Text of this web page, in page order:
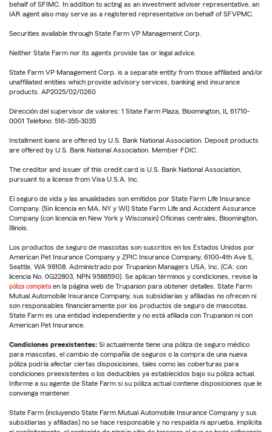
behalf of SFIMC. In addition to acting as an investment adviser representative, an
IAR agent also may serve as a registered representative on behalf of SFVPMC.
Securities available through State Farm VP Management Corp.
Neither State Farm nor its agents provide tax or legal advice.
State Farm VP Management Corp. is a separate entity from those affiliated and/or
unaffiliated entities which provide advisory services, banking and insurance
products. AP2025/02/0260
Dirección del supervisor de valores: 1 State Farm Plaza, Bloomington, IL 61710-
0001 Teléfono: 516-355-3035
Installment loans are offered by U.S. Bank National Association. Deposit products
are offered by U.S. Bank National Association. Member FDIC.
The creditor and issuer of this credit card is U.S. Bank National Association,
pursuant to a license from Visa U.S.A. Inc.
El seguro de vida y las anualidades son emitidos por State Farm Life Insurance
Company. (Sin licencia en MA, NY y WI) State Farm Life and Accident Assurance
Company (con licencia en New York y Wisconsin) Oficinas centrales, Bloomington,
Illinois.
Los productos de seguro de mascotas son suscritos en los Estados Unidos por
American Pet Insurance Company y ZPIC Insurance Company, 6100-4th Ave S,
Seattle, WA 98108. Administrado por Trupanion Managers USA, Inc. (CA: con
licencia No. 0G22803, NPN 9588590). Se aplican términos y condiciones, revise la
póliza completa en la página web de Trupanion para obtener detalles. State Farm
Mutual Automobile Insurance Company, sus subsidiarias y afiliadas no ofrecen ni
son responsables financieramente por los productos de seguro de mascotas.
State Farm es una entidad independiente y no está afiliada con Trupanion ni con
American Pet Insurance.
Condiciones preexistentes: Si actualmente tiene una póliza de seguro médico
para mascotas, el cambio de compañía de seguros o la compra de una nueva
póliza podría afectar ciertas disposiciones, tales como las coberturas para
condiciones preexistentes o los deducibles ya establecidos bajo su póliza actual.
Informe a su agente de State Farm si su póliza actual contiene disposiciones que le
convenga mantener.
State Farm (incluyendo State Farm Mutual Automobile Insurance Company y sus
subsidiarias y afiliadas) no se hace responsable y no respalda ni aprueba, implícita